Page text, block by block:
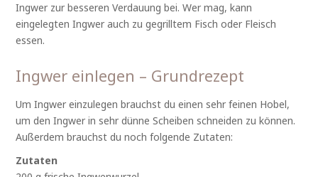
Ingwer zur besseren Verdauung bei. Wer mag, kann
eingelegten Ingwer auch zu gegrilltem Fisch oder Fleisch
essen.
Ingwer einlegen – Grundrezept
Um Ingwer einzulegen brauchst du einen sehr feinen Hobel,
um den Ingwer in sehr dünne Scheiben schneiden zu können.
Außerdem brauchst du noch folgende Zutaten:
Zutaten